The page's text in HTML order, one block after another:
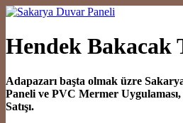
Hendek Bakacak
Adapazarı başta olmak üzre
Paneli ve PVC Mermer
Satışı.